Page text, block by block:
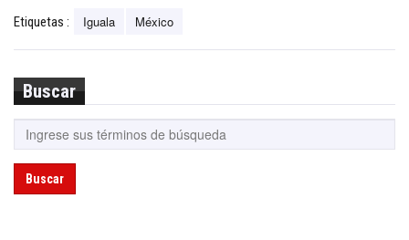
Etiquetas : Iguala México
Buscar
Buscar